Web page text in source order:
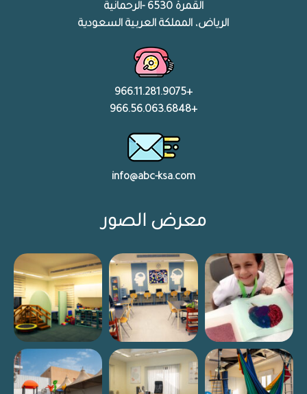
القمرة 6530 -الرحمانية
الرياض، المملكة العربية السعودية
+966.11.281.9075
+966.56.063.6848
info@abc-ksa.com
معرض الصور